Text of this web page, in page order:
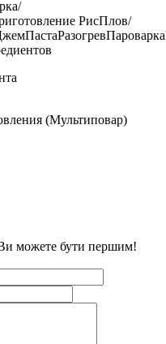
РисПлов/
(Мультиповар)
можете бути першим!